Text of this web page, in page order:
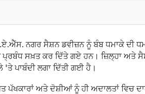
ਨਗਰ ਸੈਸ਼ਨ ਡਵੀਜ਼ਨ ਨੂੰ ਬੰਬ ਧਮਾਕੇ ਦੀ
ਸਖ਼ਤ ਕਰ ਦਿੱਤੇ ਗਏ ਹਨ। ਜ਼ਿਲ੍ਹਾ ਅਤੇ
ਪਾਬੰਦੀ ਲਗਾ ਦਿੱਤੀ ਗਈ ਹੈ।
ਪੱਖਕਾਰਾਂ ਅਤੇ ਦੋਸ਼ੀਆਂ ਨੂੰ ਹੀ ਅਦਾਲਤਾਂ ਵਿਚ